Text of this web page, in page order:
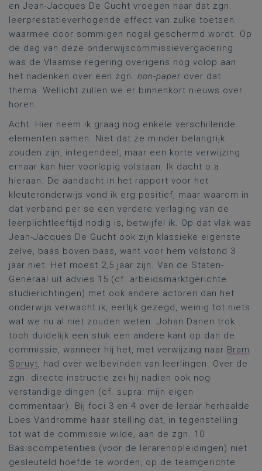
en Jean-Jacques De Gucht vroegen naar dat zgn.
leerprestatieverhogende effect van zulke toetsen
waarmee door sommigen nogal geschermd wordt. Op
de dag van deze onderwijscommissievergadering
was de Vlaamse regering overigens nog volop aan
het nadenken over een zgn. non-paper over dat
thema. Wellicht zullen we er binnenkort nieuws over
horen.
Acht. Hier neem ik graag nog enkele verschillende
elementen samen. Niet dat ze minder belangrijk
zouden zijn, integendeel, maar een korte verwijzing
ernaar kan hier voorlopig volstaan. Ik dacht o.a.
hieraan. De aandacht in het rapport voor het
kleuteronderwijs vond ik erg positief, maar waarom in
dat verband per se een verdere verlaging van de
leerplichtleeftijd nodig is, betwijfel ik. Op dat vlak was
Jean-Jacques De Gucht ook zijn klassieke eigenste
zelve, baas boven baas, want voor hem volstond 3
jaar niet. Het moest 2,5 jaar zijn. Van de Staten-
Generaal uit advies 15 (cf. arbeidsmarktgerichte
studierichtingen) met ook andere actoren dan het
onderwijs verwacht ik, eerlijk gezegd, weinig tot niets
wat we nu al niet zouden weten. Johan Danen trok
toch duidelijk een stuk een andere kant op dan de
commissie, wanneer hij het, met verwijzing naar Bram
Spruyt, had over welbevinden van leerlingen. Over de
zgn. directe instructie zei hij nadien ook nog
verstandige dingen (cf. supra: mijn eigen
commentaar). Bij foci 3 en 4 over de leraar herhaalde
Loes Vandromme haar stelling dat, in tegenstelling
tot wat de commissie wilde, aan de zgn. 10
Basiscompetenties (voor de lerarenopleidingen) niet
gesleuteld hoefde te worden, op de teamgerichte